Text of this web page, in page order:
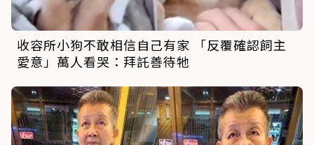
收容所小狗不敢相信自己有家 「反覆確認飼主
愛意」萬人看哭：拜託善待牠